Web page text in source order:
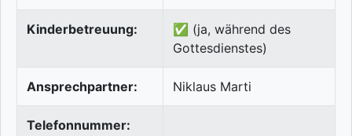
Kinderbetreuung:
✅ (ja, während des
Gottesdienstes)
Ansprechpartner: Niklaus Marti
Telefonnummer: